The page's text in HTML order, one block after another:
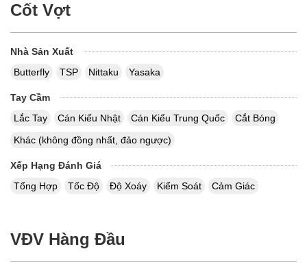
Cốt Vợt
Nhà Sản Xuất
Butterfly
TSP Nittaku Yasaka
Tay Cầm
Lắc Tay
Cán Kiểu Nhật Cán Kiểu Trung Quốc
Cắt Bóng
Khác (không đồng nhất, đảo ngược)
Xếp Hạng Đánh Giá
Tổng Hợp
Tốc Độ Độ Xoáy Kiểm Soát Cảm Giác
VĐV Hàng Đầu